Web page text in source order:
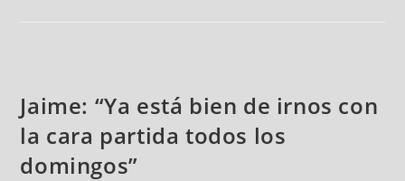
Jaime: “Ya está bien de irnos con
la cara partida todos los
domingos”